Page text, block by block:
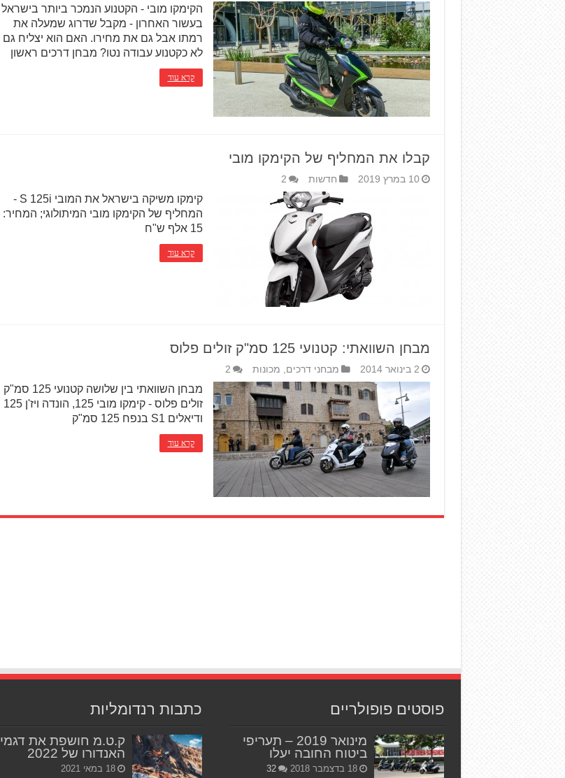
הקימקו מובי - הקטנוע הנמכר ביותר בישראל
בעשור האחרון - מקבל שדרוג שמעלה את
רמתו אבל גם את מחירו. האם הוא יצליח גם
לא כקטנוע עבודה נטו? מבחן דרכים ראשון
קרא עוד
קבלו את המחליף של הקימקו מובי
10 במרץ 2019 חדשות 2
קימקו משיקה בישראל את המובי S 125i -
המחליף של הקימקו מובי המיתולוגי; המחיר:
15 אלף ש"ח
קרא עוד
מבחן השוואתי: קטנועי 125 סמ"ק זולים פלוס
2 בינואר 2014 מבחני דרכים, מכונות 2
מבחן השוואתי בין שלושה קטנועי 125 סמ"ק
זולים פלוס - קימקו מובי 125, הונדה ויז'ן 125
ודיאלים S1 בנפח 125 סמ"ק
קרא עוד
פוסטים פופולריים
מינואר 2019 – תעריפי
ביטוח החובה יעלו
18 בדצמבר 2018 32
כתבות רנדומליות
ק.ט.מ חושפת את דגמי
האנדורו של 2022
18 במאי 2021